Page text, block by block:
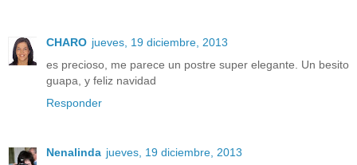
CHARO jueves, 19 diciembre, 2013
es precioso, me parece un postre super elegante. Un besito
guapa, y feliz navidad
Responder
Nenalinda jueves, 19 diciembre, 2013